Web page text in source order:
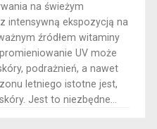
na świeżym
intensywną ekspozycją na
źródłem witaminy
UV może
podrażnień, a nawet
letniego istotne jest,
Jest to niezbędne...